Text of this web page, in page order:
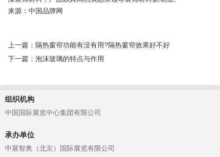
来源：中国品牌网
上一篇：隔热窗帘功能有没有用?隔热窗帘效果好不好
下一篇：泡沫玻璃的特点与作用
组织机构
中国国际展览中心集团有限公司
承办单位
中展智奥（北京）国际展览有限公司